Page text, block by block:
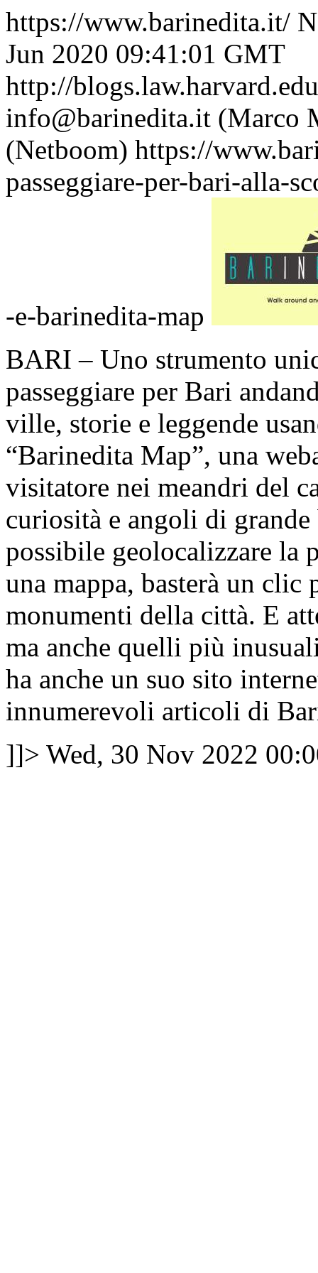
https://www.barinedita.it/
Jun 2020 09:41:01 GMT
http://
info@barinedita.it (Marco
(Netboom) https://
passeggiare-per-bari-alla-
-e-barinedita-map
BARI – Uno strumento
passeggiare per Bari
ville, storie e leggende
“Barinedita Map”, una
visitatore nei meandri del
curiosità e angoli di
possibile geolocalizzare la
una mappa, basterà un clic
monumenti della città. E
ma anche quelli più
ha anche un suo sito
innumerevoli articoli di
]]> Wed, 30 Nov 2022